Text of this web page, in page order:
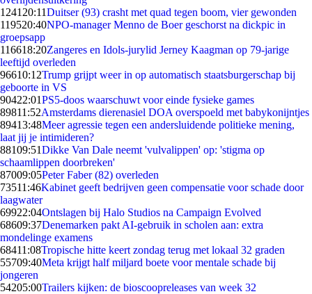
1241 20:11Duitser (93) crasht met quad tegen boom, vier gewonden
119520:40NPO-manager Menno de Boer geschorst na dickpic in
groepsapp
116618:20Zangeres en Idols-jurylid Jerney Kaagman op 79-jarige
leeftijd overleden
96610:12Trump grijpt weer in op automatisch staatsburgerschap bij
geboorte in VS
90422:01PS5-doos waarschuwt voor einde fysieke games
89811:52Amsterdams dierenasiel DOA overspoeld met babykonijntjes
89413:48Meer agressie tegen een andersluidende politieke mening,
laat jij je intimideren?
88109:51Dikke Van Dale neemt 'vulvalippen' op: 'stigma op
schaamlippen doorbreken'
87009:05Peter Faber (82) overleden
73511:46Kabinet geeft bedrijven geen compensatie voor schade door
laagwater
69922:04Ontslagen bij Halo Studios na Campaign Evolved
68609:37Denemarken pakt AI-gebruik in scholen aan: extra
mondelinge examens
68411:08Tropische hitte keert zondag terug met lokaal 32 graden
55709:40Meta krijgt half miljard boete voor mentale schade bij
jongeren
54205:00Trailers kijken: de bioscoopreleases van week 32